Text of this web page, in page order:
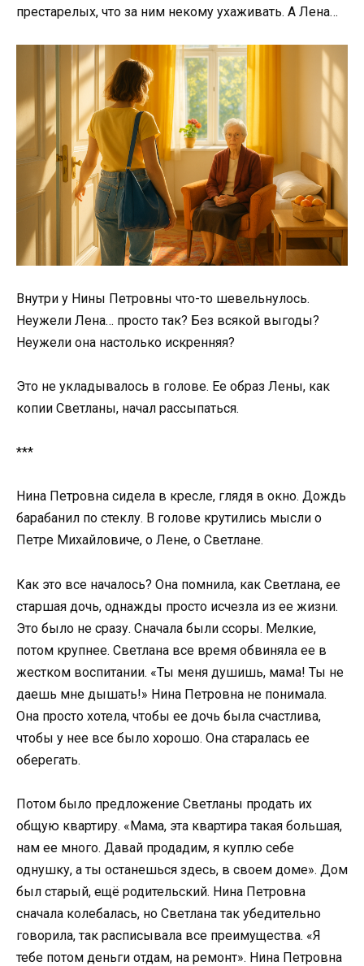
престарелых, что за ним некому ухаживать. А Лена…
Внутри у Нины Петровны что-то шевельнулось.
Неужели Лена… просто так? Без всякой выгоды?
Неужели она настолько искренняя?
Это не укладывалось в голове. Ее образ Лены, как
копии Светланы, начал рассыпаться.
***
Нина Петровна сидела в кресле, глядя в окно. Дождь
барабанил по стеклу. В голове крутились мысли о
Петре Михайловиче, о Лене, о Светлане.
Как это все началось? Она помнила, как Светлана, ее
старшая дочь, однажды просто исчезла из ее жизни.
Это было не сразу. Сначала были ссоры. Мелкие,
потом крупнее. Светлана все время обвиняла ее в
жестком воспитании. «Ты меня душишь, мама! Ты не
даешь мне дышать!» Нина Петровна не понимала.
Она просто хотела, чтобы ее дочь была счастлива,
чтобы у нее все было хорошо. Она старалась ее
оберегать.
Потом было предложение Светланы продать их
общую квартиру. «Мама, эта квартира такая большая,
нам ее много. Давай продадим, я куплю себе
однушку, а ты останешься здесь, в своем доме». Дом
был старый, ещё родительский. Нина Петровна
сначала колебалась, но Светлана так убедительно
говорила, так расписывала все преимущества. «Я
тебе потом деньги отдам, на ремонт». Нина Петровна